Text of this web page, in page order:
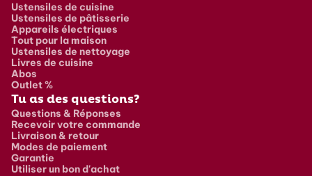
Ustensiles de cuisine
Ustensiles de pâtisserie
Appareils électriques
Tout pour la maison
Ustensiles de nettoyage
Livres de cuisine
Abos
Outlet %
Tu as des questions?
Questions & Réponses
Recevoir votre commande
Livraison & retour
Modes de paiement
Garantie
Utiliser un bon d'achat